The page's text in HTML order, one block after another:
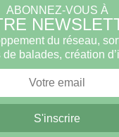
ABONNEZ-VOUS À
du réseau,
de balades, création